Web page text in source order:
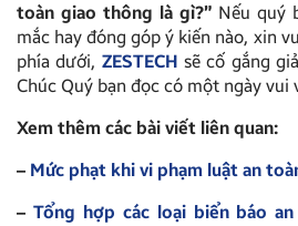
toàn giao thông là gì?” Nếu quý
mắc hay đóng góp ý kiến nào, xin
phía dưới, ZESTECH sẽ cố gắng
Chúc Quý bạn đọc có một ngày vui
Xem thêm các bài viết liên quan:
– Mức phạt khi vi phạm luật an
– Tổng hợp các loại biển báo